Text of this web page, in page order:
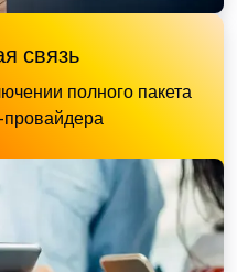
связь
полного пакета
провайдера